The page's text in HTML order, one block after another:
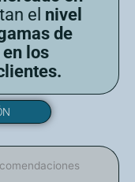
el nivel
de
los